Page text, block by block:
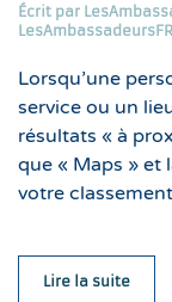
Écrit par
LesAmbassadeursFR
Lorsqu’une
service ou un
résultats « à
que « Maps » et
votre
Lire la suite